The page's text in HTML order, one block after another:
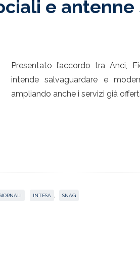
e antenne
Presentato l’accordo tra Anci,
intende salvaguardare e
ampliando anche i servizi già offerti
INTESA SNAG